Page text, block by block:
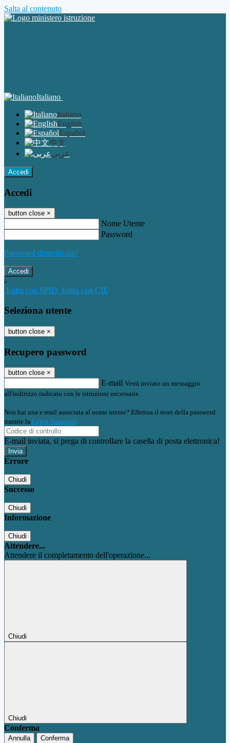
Salta al contenuto
Italiano
Italiano
English
Español
中文
عربى
Accedi
Accedi
button close ×
Nome Utente
Password
Password dimenticata?
-
Entra con SPID Entra con CIE
Seleziona utente
button close ×
Recupero password
button close ×
E-mail Verrà inviato un messaggio
all'indirizzo indicato con le istruzioni necessarie.
Non hai una e-mail associata al nome utente? Effettua il reset della password
tramite la Login Spaggiari
E-mail inviata, si prega di controllare la casella di posta elettronica!
Errore
Chiudi
Successo
Chiudi
Informazione
Chiudi
Attendere...
Attendere il completamento dell'operazione...
Chiudi
Chiudi
Conferma
Annulla Conferma